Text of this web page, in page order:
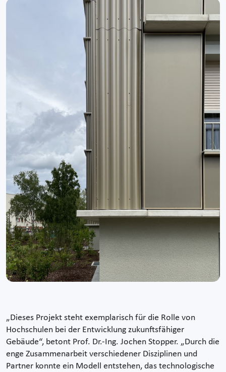
„Dieses Projekt steht exemplarisch für die Rolle von
Hochschulen bei der Entwicklung zukunftsfähiger
Gebäude“, betont Prof. Dr.-Ing. Jochen Stopper. „Durch die
enge Zusammenarbeit verschiedener Disziplinen und
Partner konnte ein Modell entstehen, das technologische